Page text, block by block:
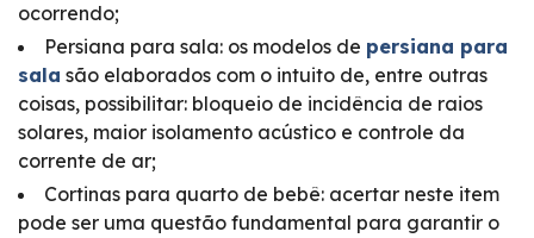
ocorrendo;
Persiana para sala: os modelos de persiana para
sala são elaborados com o intuito de, entre outras
coisas, possibilitar: bloqueio de incidência de raios
solares, maior isolamento acústico e controle da
corrente de ar;
Cortinas para quarto de bebê: acertar neste item
pode ser uma questão fundamental para garantir o